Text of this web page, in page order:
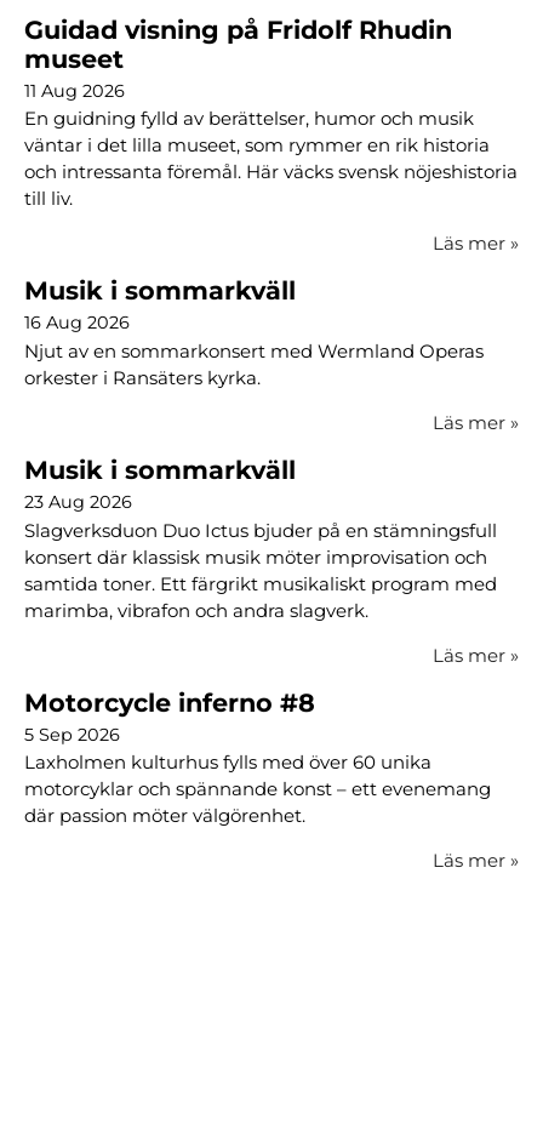
Guidad visning på Fridolf Rhudin
museet
11 Aug 2026
En guidning fylld av berättelser, humor och musik
väntar i det lilla museet, som rymmer en rik historia
och intressanta föremål. Här väcks svensk nöjeshistoria
till liv.
Läs mer »
Musik i sommarkväll
16 Aug 2026
Njut av en sommarkonsert med Wermland Operas
orkester i Ransäters kyrka.
Läs mer »
Musik i sommarkväll
23 Aug 2026
Slagverksduon Duo Ictus bjuder på en stämningsfull
konsert där klassisk musik möter improvisation och
samtida toner. Ett färgrikt musikaliskt program med
marimba, vibrafon och andra slagverk.
Läs mer »
Motorcycle inferno #8
5 Sep 2026
Laxholmen kulturhus fylls med över 60 unika
motorcyklar och spännande konst – ett evenemang
där passion möter välgörenhet.
Läs mer »